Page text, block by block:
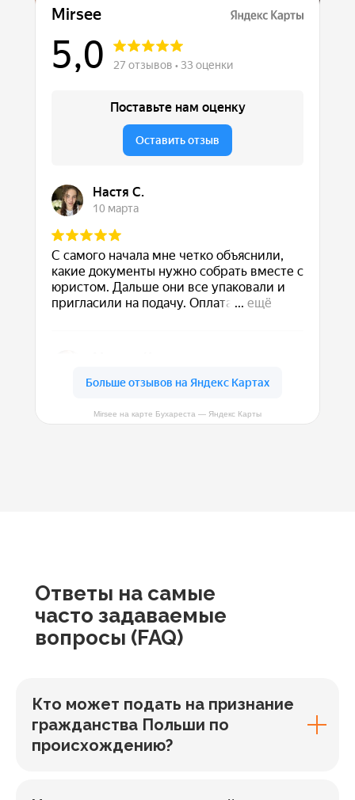
Mirsee на карте Бухареста — Яндекс Карты
Ответы на самые
часто задаваемые
вопросы (FAQ)
Кто может подать на признание
гражданства Польши по
происхождению?